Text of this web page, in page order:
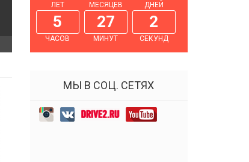
ЛЕТ МЕСЯЦЕВ ДНЕЙ
5
ЧАСОВ
27
МИНУТ
3
СЕКУНД
МЫ В СОЦ. СЕТЯХ